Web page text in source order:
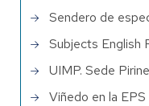
Sendero de
Subjects English
UIMP. Sede
Viñedo en la EPS